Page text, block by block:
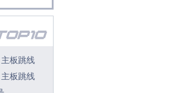
板跳线
板跳线